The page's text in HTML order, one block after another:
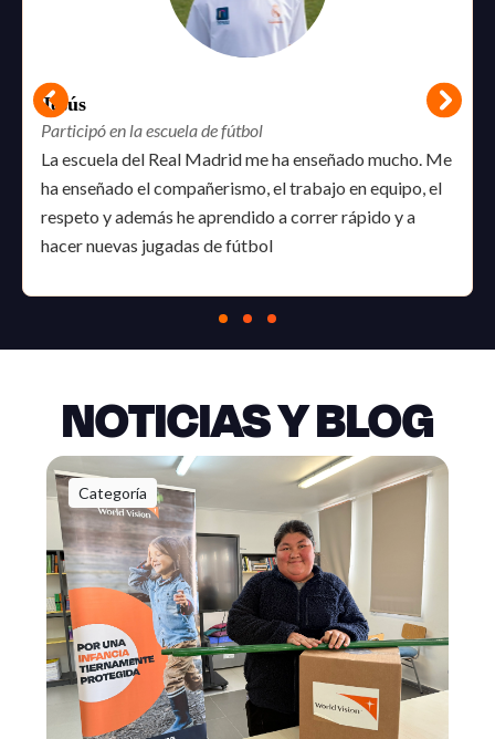
Jesús
Participó en la escuela de fútbol
La escuela del Real Madrid me ha enseñado mucho. Me
ha enseñado el compañerismo, el trabajo en equipo, el
respeto y además he aprendido a correr rápido y a
hacer nuevas jugadas de fútbol
NOTICIAS Y BLOG
Categoría